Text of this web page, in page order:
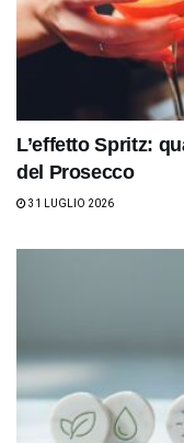
L’effetto Spritz:
del Prosecco
31 LUGLIO 2026